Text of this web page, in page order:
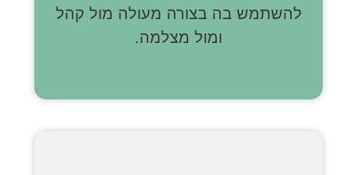
להשתמש בה בצורה מעולה מול קהל
ומול מצלמה.